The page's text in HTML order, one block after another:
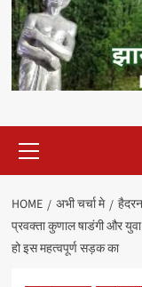
Menu
HOME अभी चर्चा मे
प्रवक्ता कुणाल षाडंगी और
हो इस महत्वपूर्ण सड़क का